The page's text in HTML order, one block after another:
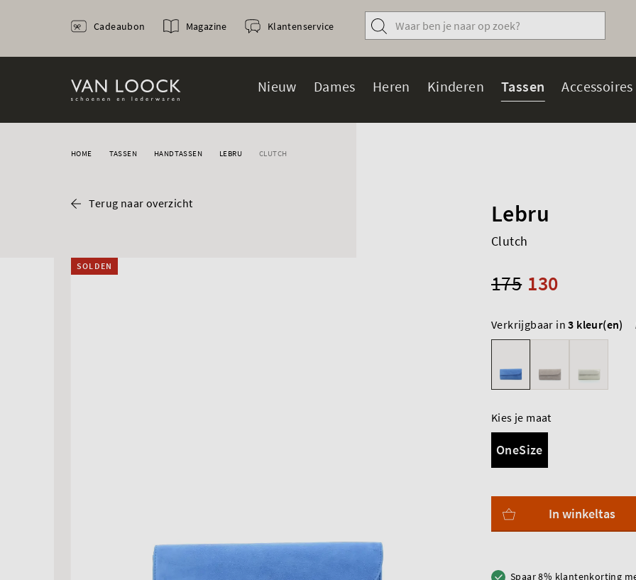
Nieuw Dames Heren Kinderen Tassen Accessoires
Cadeaubon Magazine Klantenservice
HOME TASSEN HANDTASSEN LEBRU CLUTCH
Terug naar overzicht
SOLDEN
Lebru
Clutch
130
175
Verkrijgbaar in3 kleur(en)
Kies je maat
OneSize
In winkeltas
Spaar 8% klantenkorting